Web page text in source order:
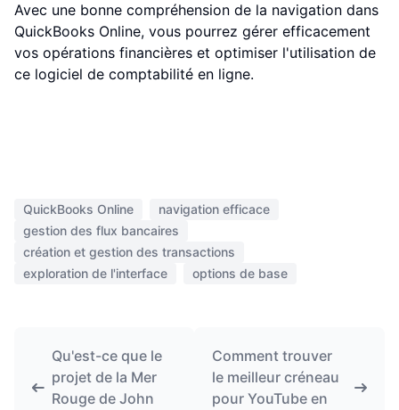
Avec une bonne compréhension de la navigation dans
QuickBooks Online, vous pourrez gérer efficacement
vos opérations financières et optimiser l'utilisation de
ce logiciel de comptabilité en ligne.
QuickBooks Online
navigation efficace
gestion des flux bancaires
création et gestion des transactions
exploration de l'interface
options de base
Qu'est-ce que le
projet de la Mer
Rouge de John
Comment trouver
le meilleur créneau
pour YouTube en